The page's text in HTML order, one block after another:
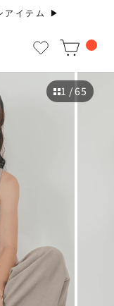
アイテム ▶︎
1 / 65